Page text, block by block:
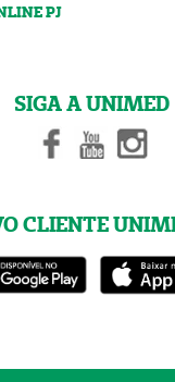
PJ
SIGA A UNIMED
CLIENTE